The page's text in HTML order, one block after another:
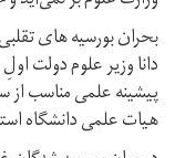
دانا وزیر علوم دولت
پیشینه علمی مناسب از
هیات علمی دانشگاه